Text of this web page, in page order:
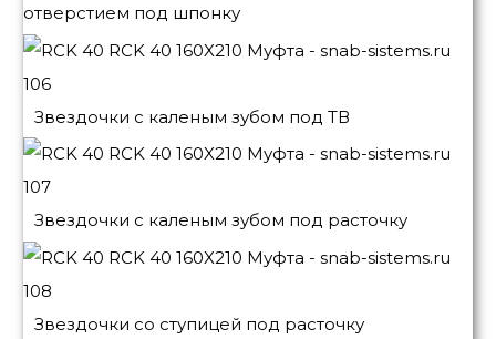
отверстием под шпонку
Звездочки с каленым зубом под ТВ
Звездочки с каленым зубом под расточку
Звездочки со ступицей под расточку